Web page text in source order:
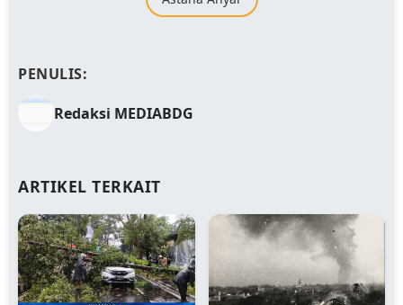
PENULIS:
Redaksi MEDIABDG
ARTIKEL TERKAIT